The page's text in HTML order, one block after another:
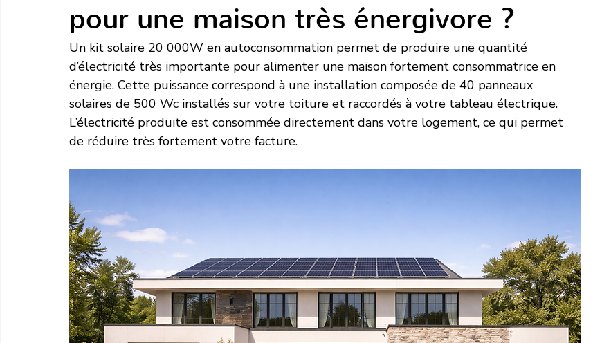
pour une maison très énergivore ?
Un kit solaire 20 000W en autoconsommation permet de produire une quantité
d’électricité très importante pour alimenter une maison fortement consommatrice en
énergie. Cette puissance correspond à une installation composée de 40 panneaux
solaires de 500 Wc installés sur votre toiture et raccordés à votre tableau électrique.
L’électricité produite est consommée directement dans votre logement, ce qui permet
de réduire très fortement votre facture.